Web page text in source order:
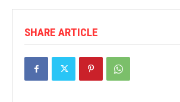
SHARE ARTICLE